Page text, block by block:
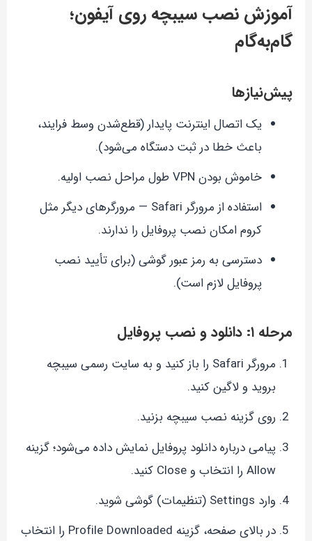
آموزش نصب سیبچه روی آیفون؛
گام‌به‌گام
پیش‌نیازها
یک اتصال اینترنت پایدار (قطع‌شدن وسط فرایند،
باعث خطا در ثبت دستگاه می‌شود).
خاموش بودن VPN طول مراحل نصب اولیه.
استفاده از مرورگر Safari — مرورگرهای دیگر مثل
کروم امکان نصب پروفایل را ندارند.
دسترسی به رمز عبور گوشی (برای تأیید نصب
پروفایل لازم است).
مرحله ۱: دانلود و نصب پروفایل
مرورگر Safari را باز کنید و به سایت رسمی سیبچه
بروید و لاگین کنید.
روی گزینه نصب سیبچه بزنید.
پیامی درباره دانلود پروفایل نمایش داده می‌شود؛ گزینه
Allow را انتخاب و Close کنید.
وارد Settings (تنظیمات) گوشی شوید.
در بالای صفحه، گزینه Profile Downloaded را انتخاب